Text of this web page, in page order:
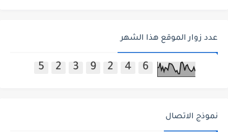
عدد زوار الموقع هذا الشهر
5 2 3 9 2 4 6
نموذج الاتصال